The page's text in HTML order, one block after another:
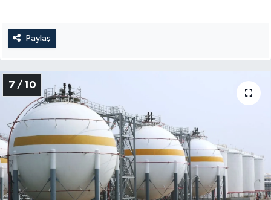
Paylaş
7 / 10